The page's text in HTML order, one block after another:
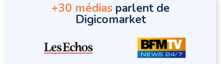
+30 médias parlent de
Digicomarket